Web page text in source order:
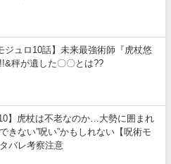
ジュロ10話】未来最強術師『虎杖悠
秤が遺した〇〇とは??
】虎杖は不老なのか…大勢に囲まれ
きない”呪い”かもしれない【呪術モ
バレ考察注意